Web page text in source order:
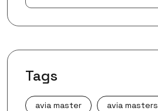
Tags
avia master avia masters